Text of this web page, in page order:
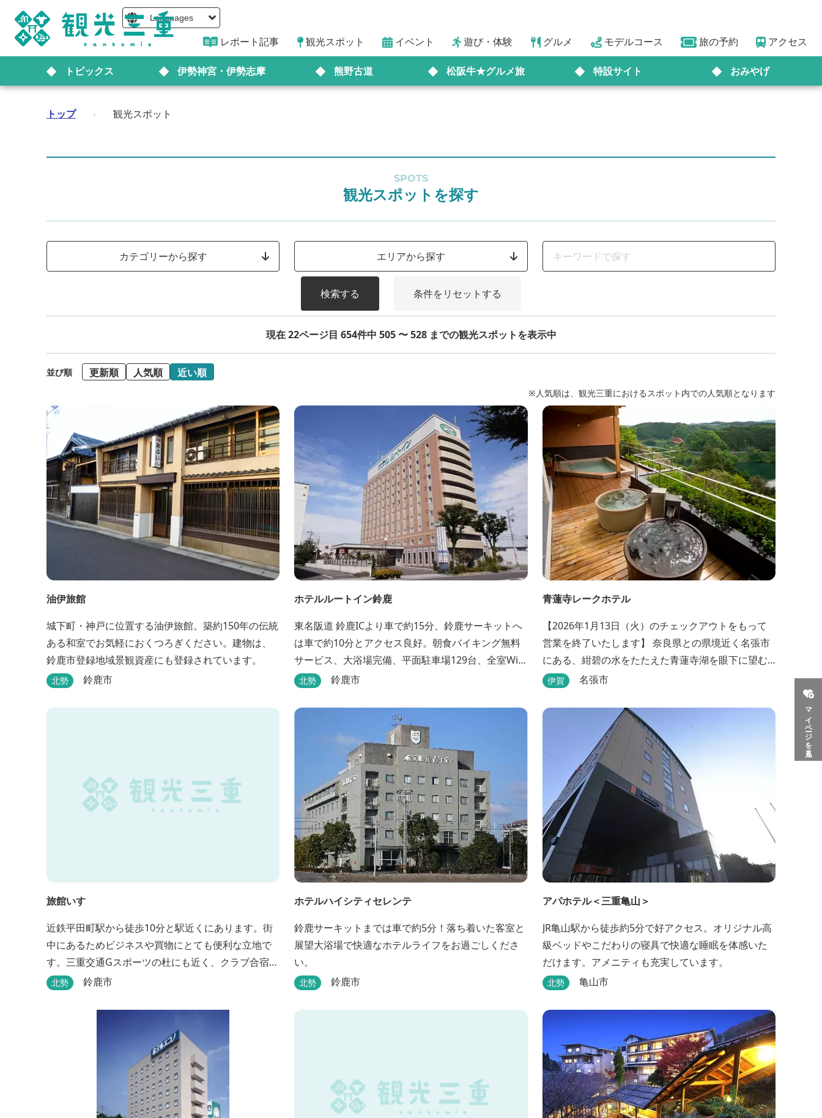
Languages
レポート記事 観光スポット イベント 遊び・体験 グルメ モデルコース 旅の予約 アクセス
トピックス 伊勢神宮・伊勢志摩 熊野古道 松阪牛★グルメ旅 特設サイト おみやげ
マイページを見る
トップ › 観光スポット
SPOTS
観光スポットを探す
カテゴリーから探す エリアから探す
検索する 条件をリセットする
現在 22ページ目 654件中 505 〜 528 までの観光スポットを表示中
並び順 更新順 人気順 近い順
※人気順は、観光三重におけるスポット内での人気順となります
油伊旅館
城下町・神戸に位置する油伊旅館。築約150年の伝統
ある和室でお気軽におくつろぎください。建物は、
鈴鹿市登録地域景観資産にも登録されています。
北勢 鈴鹿市
ホテルルートイン鈴鹿
東名阪道 鈴鹿ICより車で約15分、鈴鹿サーキットへ
は車で約10分とアクセス良好。朝食バイキング無料
サービス、大浴場完備、平面駐車場129台、全室Wi-
Fi完備。ビジネスにも観光にもご利用頂ける快適なホ
北勢 鈴鹿市
青蓮寺レークホテル
【2026年1月13日（火）のチェックアウトをもって
営業を終了いたします】 奈良県との県境近く名張市
にある、紺碧の水をたたえた青蓮寺湖を眼下に望む
ホテル。自家源泉の「香落渓（こおちだに）温泉」
ものがなく、絶景と評判です。
伊賀 名張市
旅館いすゞ
近鉄平田町駅から徒歩10分と駅近くにあります。街
中にあるためビジネスや買物にとても便利な立地で
す。三重交通Gスポーツの杜にも近く、クラブ合宿な
どに最適です。
北勢 鈴鹿市
ホテルハイシティセレンテ
鈴鹿サーキットまでは車で約5分！落ち着いた客室と
展望大浴場で快適なホテルライフをお過ごしくださ
い。
北勢 鈴鹿市
アパホテル＜三重亀山＞
JR亀山駅から徒歩約5分で好アクセス。オリジナル高
級ベッドやこだわりの寝具で快適な睡眠を体感いた
だけます。アメニティも充実しています。
北勢 亀山市